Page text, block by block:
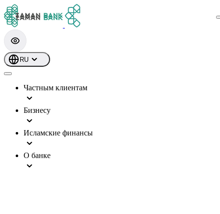
RU
Частным клиентам
Бизнесу
Исламские финансы
О банке